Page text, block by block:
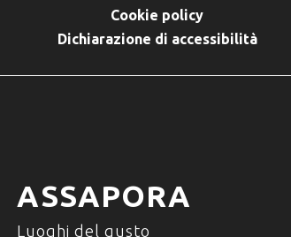
Cookie policy
Dichiarazione di accessibilità
ASSAPORA
Luoghi del gusto